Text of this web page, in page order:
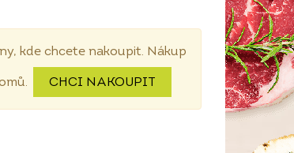
kde chcete nakoupit. Nákup
CHCI NAKOUPIT